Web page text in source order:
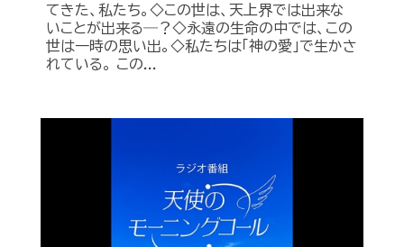
てきた、私たち。◇この世は、天上界では出来な
いことが出来る―？◇永遠の生命の中では、この
世は一時の思い出。◇私たちは「神の愛」で生かさ
れている。 この...